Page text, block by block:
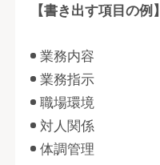
【書き出す項目の例】
業務内容
業務指示
職場環境
対人関係
体調管理